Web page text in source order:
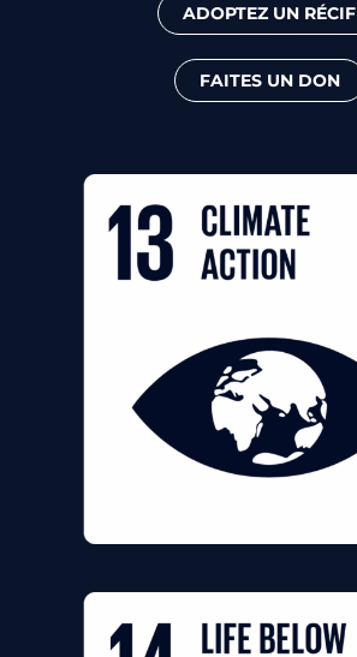
ADOPTEZ UN RÉCIF
FAITES UN DON